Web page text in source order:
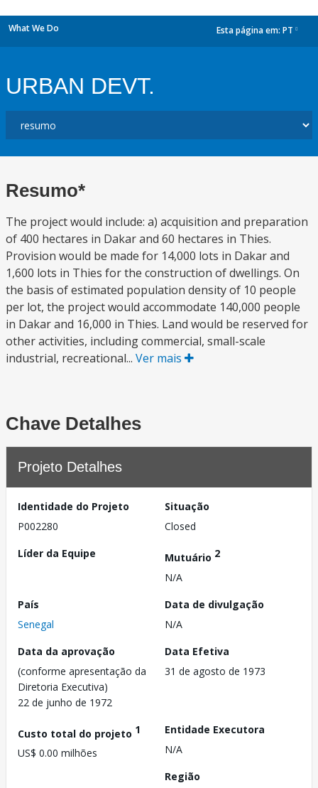
What We Do Esta página em: PT
URBAN DEVT.
Resumo*
The project would include: a) acquisition and preparation
of 400 hectares in Dakar and 60 hectares in Thies.
Provision would be made for 14,000 lots in Dakar and
1,600 lots in Thies for the construction of dwellings. On
the basis of estimated population density of 10 people
per lot, the project would accommodate 140,000 people
in Dakar and 16,000 in Thies. Land would be reserved for
other activities, including commercial, small-scale
industrial, recreational... Ver mais
Chave Detalhes
Projeto Detalhes
Identidade do Projeto
P002280
Situação
Closed
Líder da Equipe
Mutuário 2
N/A
País
Senegal
Data de divulgação
N/A
Data da aprovação
(conforme apresentação da
Diretoria Executiva)
22 de junho de 1972
Data Efetiva
31 de agosto de 1973
Custo total do projeto 1
US$ 0.00 milhões
Entidade Executora
N/A
Região